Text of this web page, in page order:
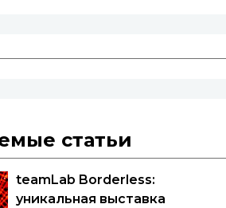
статьи
teamLab Borderless:
уникальная выставка